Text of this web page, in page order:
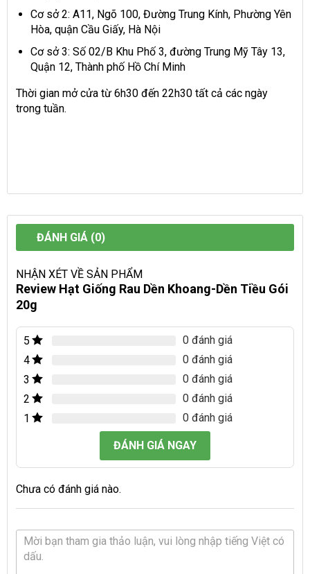
Cơ sở 2: A11, Ngõ 100, Đường Trung Kính, Phường Yên
Hòa, quận Cầu Giấy, Hà Nội
Cơ sở 3: Số 02/B Khu Phố 3, đường Trung Mỹ Tây 13,
Quận 12, Thành phố Hồ Chí Minh
Thời gian mở cửa từ 6h30 đến 22h30 tất cả các ngày
trong tuần.
ĐÁNH GIÁ (0)
NHẬN XÉT VỀ SẢN PHẨM
Review Hạt Giống Rau Dền Khoang-Dền Tiều Gói
20g
5
0 đánh giá
4
0 đánh giá
3
0 đánh giá
2
0 đánh giá
1
0 đánh giá
ĐÁNH GIÁ NGAY
Chưa có đánh giá nào.